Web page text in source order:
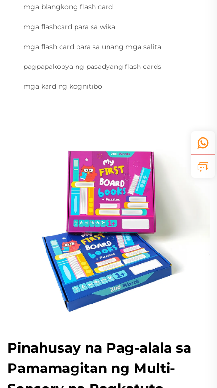
mga blangkong flash card
mga flashcard para sa wika
mga flash card para sa unang mga salita
pagpapakopya ng pasadyang flash cards
mga kard ng kognitibo
Pinahusay na Pag-alala sa
Pamamagitan ng Multi-